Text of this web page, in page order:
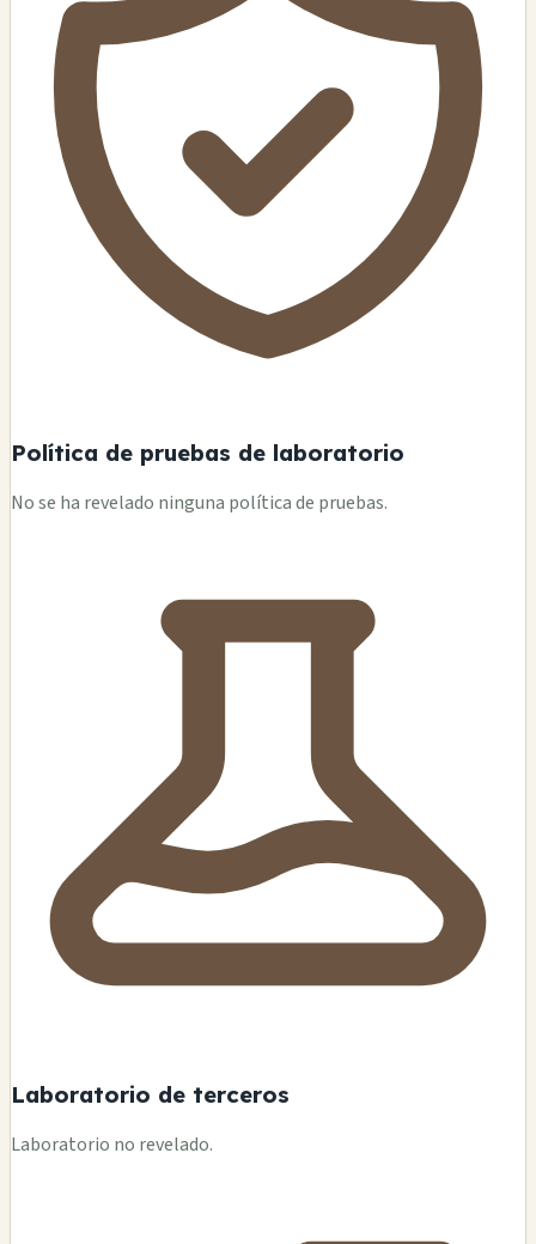
Política de pruebas de laboratorio
No se ha revelado ninguna política de pruebas.
Laboratorio de terceros
Laboratorio no revelado.